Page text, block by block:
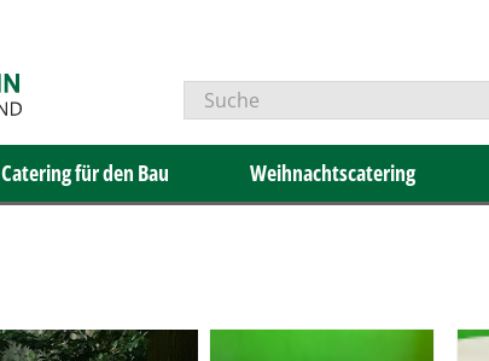
Catering für den Bau Weihnachtscatering